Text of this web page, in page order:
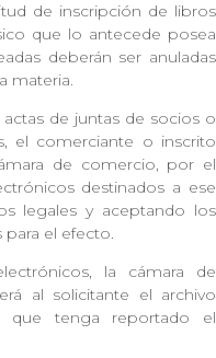
de inscripción de libros
que lo antecede posea
deberán ser anuladas
materia.
de juntas de socios o
el comerciante o inscrito
de comercio, por el
destinados a ese
legales y aceptando los
para el efecto.
la cámara de
al solicitante el archivo
que tenga reportado el